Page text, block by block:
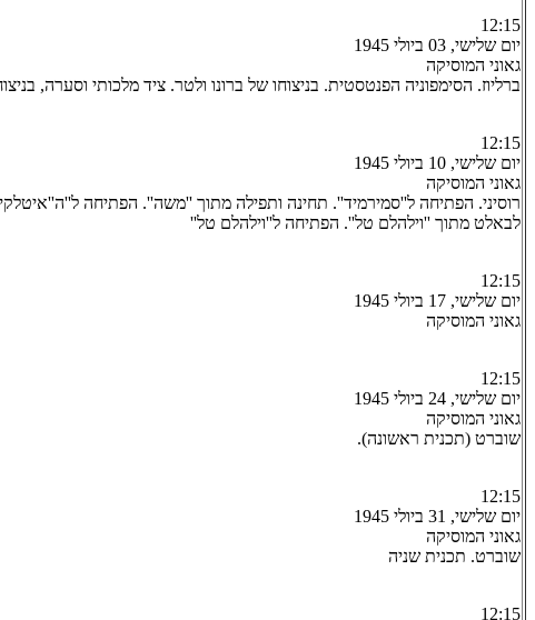
12:15
יום שלישי, 03 ביולי 1945
גאוני המוסיקה
ברליוז. הסימפוניה הפנטסטית. בניצוחו של ברונו ולטר. ציד מלכותי וסערה,
12:15
יום שלישי, 10 ביולי 1945
גאוני המוסיקה
רוסיני. הפתיחה ל''סמירמיד''. תחינה ותפילה מתוך ''משה''. הפתיחה
לבאלט מתוך ''וילהלם טל''. הפתיחה ל''וילהלם טל''
12:15
יום שלישי, 17 ביולי 1945
גאוני המוסיקה
12:15
יום שלישי, 24 ביולי 1945
גאוני המוסיקה
שוברט (תכנית ראשונה).
12:15
יום שלישי, 31 ביולי 1945
גאוני המוסיקה
שוברט. תכנית שניה
12:15